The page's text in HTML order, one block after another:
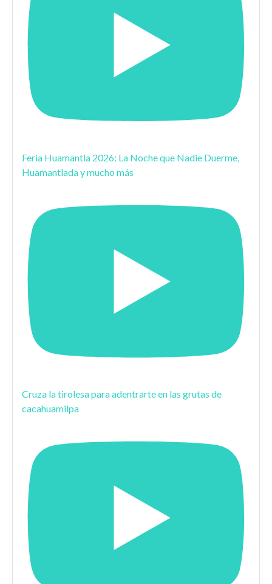
Feria Huamantla 2026: La Noche que Nadie Duerme,
Huamantlada y mucho más
Cruza la tirolesa para adentrarte en las grutas de
cacahuamilpa